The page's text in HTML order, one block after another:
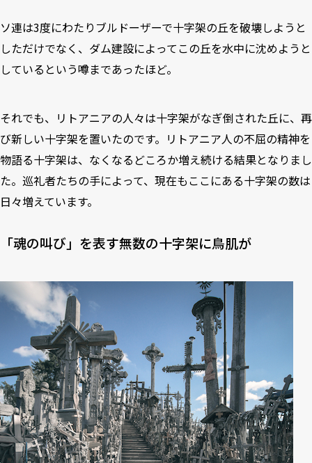
ソ連は3度にわたりブルドーザーで十字架の丘を破壊しようと
しただけでなく、ダム建設によってこの丘を水中に沈めようと
しているという噂まであったほど。
それでも、リトアニアの人々は十字架がなぎ倒された丘に、再
び新しい十字架を置いたのです。リトアニア人の不屈の精神を
物語る十字架は、なくなるどころか増え続ける結果となりまし
た。巡礼者たちの手によって、現在もここにある十字架の数は
日々増えています。
「魂の叫び」を表す無数の十字架に鳥肌が